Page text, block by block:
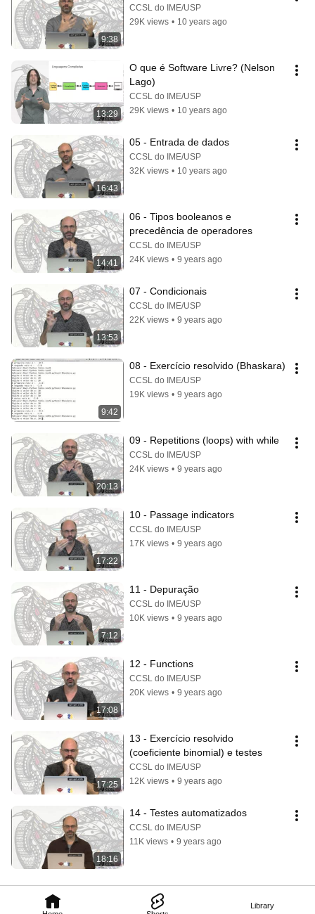
Library
9:38
CCSL do IME/USP
29K views • 10 years ago
13:29
O que é Software Livre? (Nelson
Lago)
CCSL do IME/USP
29K views • 10 years ago
16:43
05 - Entrada de dados
CCSL do IME/USP
32K views • 10 years ago
14:41
06 - Tipos booleanos e
precedência de operadores
CCSL do IME/USP
24K views • 9 years ago
13:53
07 - Condicionais
CCSL do IME/USP
22K views • 9 years ago
9:42
08 - Exercício resolvido (Bhaskara)
CCSL do IME/USP
19K views • 9 years ago
20:13
09 - Repetitions (loops) with while
CCSL do IME/USP
24K views • 9 years ago
17:22
10 - Passage indicators
CCSL do IME/USP
17K views • 9 years ago
7:12
11 - Depuração
CCSL do IME/USP
10K views • 9 years ago
17:08
12 - Functions
CCSL do IME/USP
20K views • 9 years ago
17:25
13 - Exercício resolvido
(coeficiente binomial) e testes
CCSL do IME/USP
12K views • 9 years ago
18:16
14 - Testes automatizados
CCSL do IME/USP
11K views • 9 years ago